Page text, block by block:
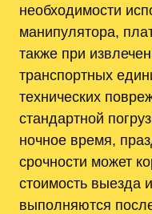
необходимости
манипулятора,
также при
транспортных
технических
стандартной
ночное время,
срочности может
стоимость выезда
выполняются